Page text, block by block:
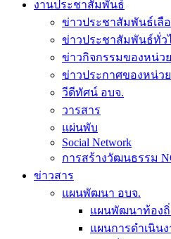
งานประชาสัมพันธ์
ข่าวประชาสัมพันธ์เลื
ข่าวประชาสัมพันธ์ทั่ว
ข่าวกิจกรรมของหน่ว
ข่าวประกาศของหน่ว
วีดีทัศน์ อบจ.
วารสาร
แผ่นพับ
Social Network
การสร้างวัฒนธรรม
ข่าวสาร
แผนพัฒนา อบจ.
แผนพัฒนาท้อง
แผนการดำเนิน